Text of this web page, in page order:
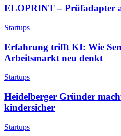
ELOPRINT – Prüfadapter
Startups
Erfahrung trifft KI: Wie
Arbeitsmarkt neu denkt
Startups
Heidelberger Gründer
kindersicher
Startups